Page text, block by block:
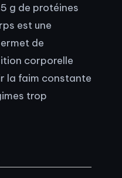
g de protéines
est une
de
corporelle
la faim constante
trop